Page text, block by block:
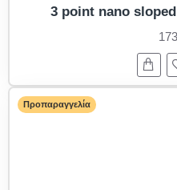
3 point nano
Προπαραγγελία